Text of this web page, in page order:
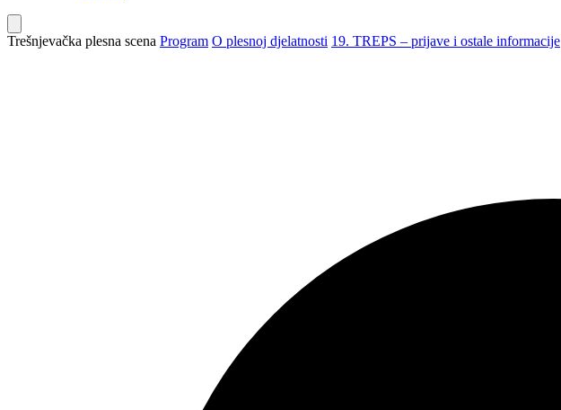
Trešnjevačka plesna scena Program O plesnoj djelatnosti 19. TREPS – prijave i ostale informacije